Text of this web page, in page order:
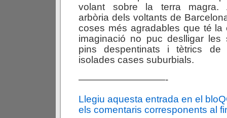
volant sobre la terra magra.
arbòria dels voltants de
coses més agradables que té la
imaginació no puc deslligar les
pins despentinats i tètrics de
isolades cases suburbials.
—————————-
Llegiu aquesta entrada en el
els comentaris corresponents al